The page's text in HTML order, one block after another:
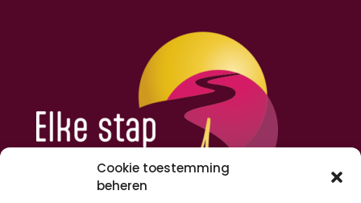
Cookie toestemming
beheren